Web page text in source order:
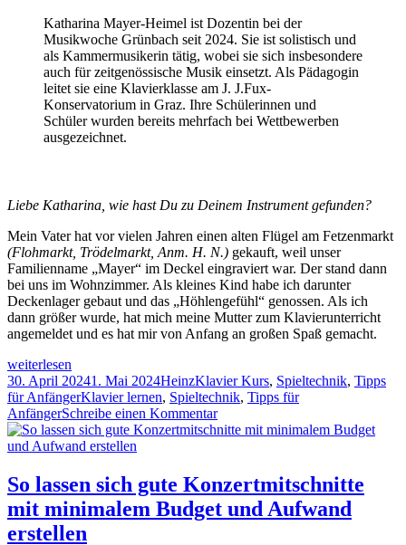
Neuen
Jahr!
Katharina Mayer-Heimel ist Dozentin bei der
Musikwoche Grünbach seit 2024. Sie ist solistisch und
als Kammermusikerin tätig, wobei sie sich insbesondere
auch für zeitgenössische Musik einsetzt. Als Pädagogin
leitet sie eine Klavierklasse am J. J.Fux-
Konservatorium in Graz. Ihre Schülerinnen und
Schüler wurden bereits mehrfach bei Wettbewerben
ausgezeichnet.
Liebe Katharina, wie hast Du zu Deinem Instrument gefunden?
Mein Vater hat vor vielen Jahren einen alten Flügel am Fetzenmarkt
(Flohmarkt, Trödelmarkt, Anm. H. N.) gekauft, weil unser
Familienname „Mayer“ im Deckel eingraviert war. Der stand dann
bei uns im Wohnzimmer. Als kleines Kind habe ich darunter
Deckenlager gebaut und das „Höhlengefühl“ genossen. Als ich
dann größer wurde, hat mich meine Mutter zum Klavierunterricht
angemeldet und es hat mir von Anfang an großen Spaß gemacht.
Kennst
Du
schon
Katharina
Mayer-
Heimel?
Wie
Du
beim
Klavier
weiterlesen
Veröffentlicht
am
30. April 20241. Mai 2024Autor
HeinzKategorien
Klavier Kurs, Spieltechnik, Tipps
für AnfängerSchlagwörter
Klavier lernen, Spieltechnik, Tipps für
AnfängerSchreibe einen Kommentarzu
Kennst
Katharina
Mayer-
Heimel?
So lassen sich gute Konzertmitschnitte
mit minimalem Budget und Aufwand
erstellen